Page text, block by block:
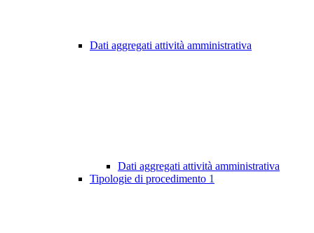
Dati aggregati attività amministrativa
Dati aggregati attività amministrativa
Tipologie di procedimento 1